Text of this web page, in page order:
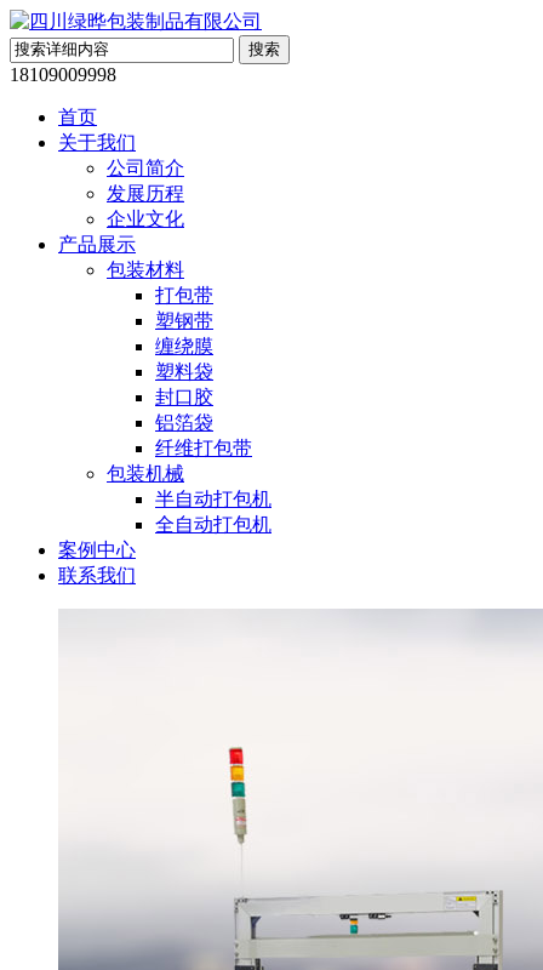
18109009998
首页
关于我们
公司简介
发展历程
企业文化
产品展示
包装材料
打包带
塑钢带
缠绕膜
塑料袋
封口胶
铝箔袋
纤维打包带
包装机械
半自动打包机
全自动打包机
案例中心
联系我们